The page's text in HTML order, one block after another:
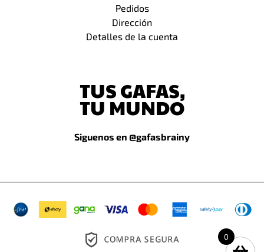
Pedidos
Dirección
Detalles de la cuenta
TUS GAFAS,
TU MUNDO
Siguenos en @gafasbrainy
0